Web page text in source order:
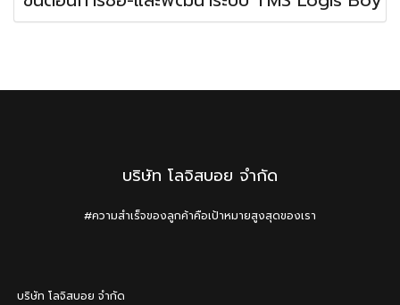
บริษัท โลจิสบอย จำกัด
#ความสำเร็จของลูกค้าคือเป้าหมายสูงสุดของเรา
บริษัท โลจิสบอย จำกัด